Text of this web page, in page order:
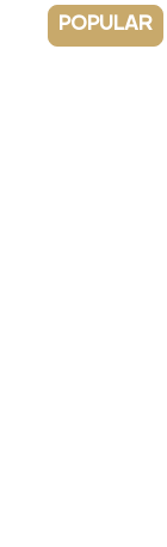
POPULAR